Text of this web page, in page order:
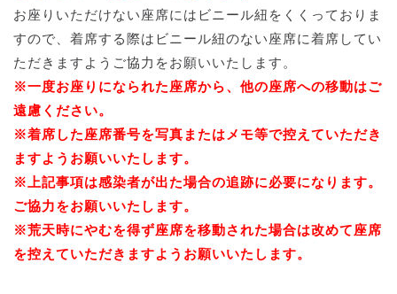
お座りいただけない座席にはビニール紐をくくっておりま
すので、着席する際はビニール紐のない座席に着席してい
ただきますようご協力をお願いいたします。
※一度お座りになられた座席から、他の座席への移動はご
遠慮ください。
※着席した座席番号を写真またはメモ等で控えていただき
ますようお願いいたします。
※上記事項は感染者が出た場合の追跡に必要になります。
ご協力をお願いいたします。
※荒天時にやむを得ず座席を移動された場合は改めて座席
を控えていただきますようお願いいたします。